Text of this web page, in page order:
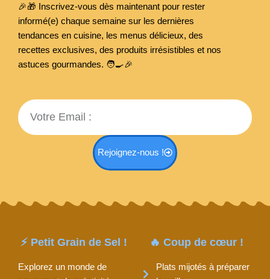
🎉🎁 Inscrivez-vous dès maintenant pour rester
informé(e) chaque semaine sur les dernières
tendances en cuisine, les menus délicieux, des
recettes exclusives, des produits irrésistibles et nos
astuces gourmandes. 🧑‍🍳🎉
Email
Rejoignez-nous !
⚡ Petit Grain de Sel !
Explorez un monde de
🔥 Coup de cœur !
Plats mijotés à préparer